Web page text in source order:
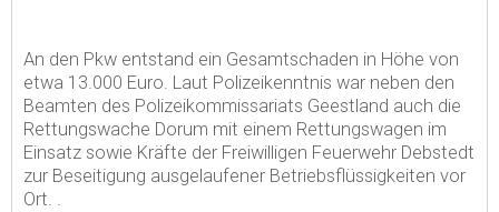
An den Pkw entstand ein Gesamtschaden in Höhe von
etwa 13.000 Euro. Laut Polizeikenntnis war neben den
Beamten des Polizeikommissariats Geestland auch die
Rettungswache Dorum mit einem Rettungswagen im
Einsatz sowie Kräfte der Freiwilligen Feuerwehr Debstedt
zur Beseitigung ausgelaufener Betriebsflüssigkeiten vor
Ort. .